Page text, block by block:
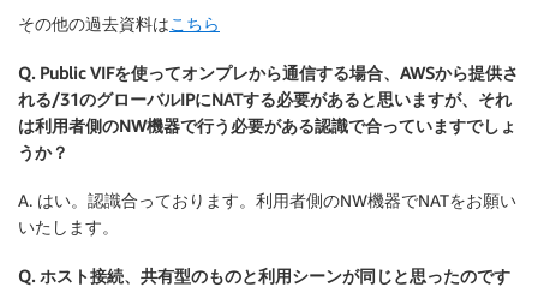
その他の過去資料はこちら
Q. Public VIFを使ってオンプレから通信する場合、AWSから提供さ
れる/31のグローバルIPにNATする必要があると思いますが、それ
は利用者側のNW機器で行う必要がある認識で合っていますでしょ
うか？
A. はい。認識合っております。利用者側のNW機器でNATをお願い
いたします。
Q. ホスト接続、共有型のものと利用シーンが同じと思ったのです